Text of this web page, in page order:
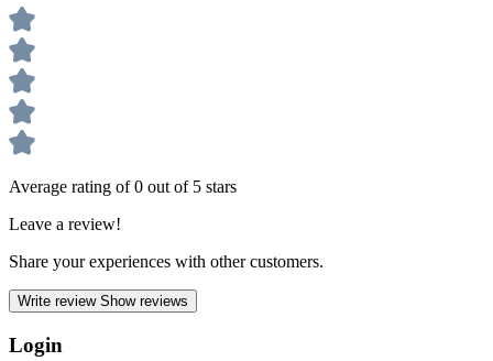
Average rating of 0 out of 5 stars
Leave a review!
Share your experiences with other customers.
Write review Show reviews
Login